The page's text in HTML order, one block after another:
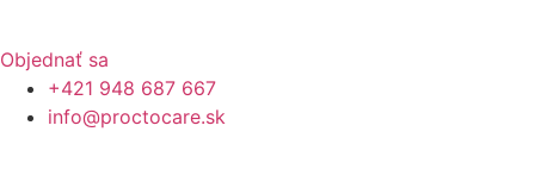
Objednať sa
+421 948 687 667
info@proctocare.sk